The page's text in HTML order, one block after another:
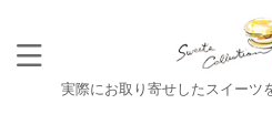
実際にお取り寄せしたスイーツ